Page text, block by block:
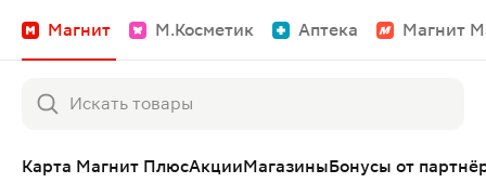
Магнит М.Косметик Аптека Магнит
Карта Магнит ПлюсАкцииМагазиныБонусы от